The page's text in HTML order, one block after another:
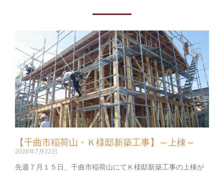
【千曲市稲荷山・Ｋ様邸新築工事】～上棟～
2026年7月22日
先週７月１５日、千曲市稲荷山にてＫ様邸新築工事の上棟が